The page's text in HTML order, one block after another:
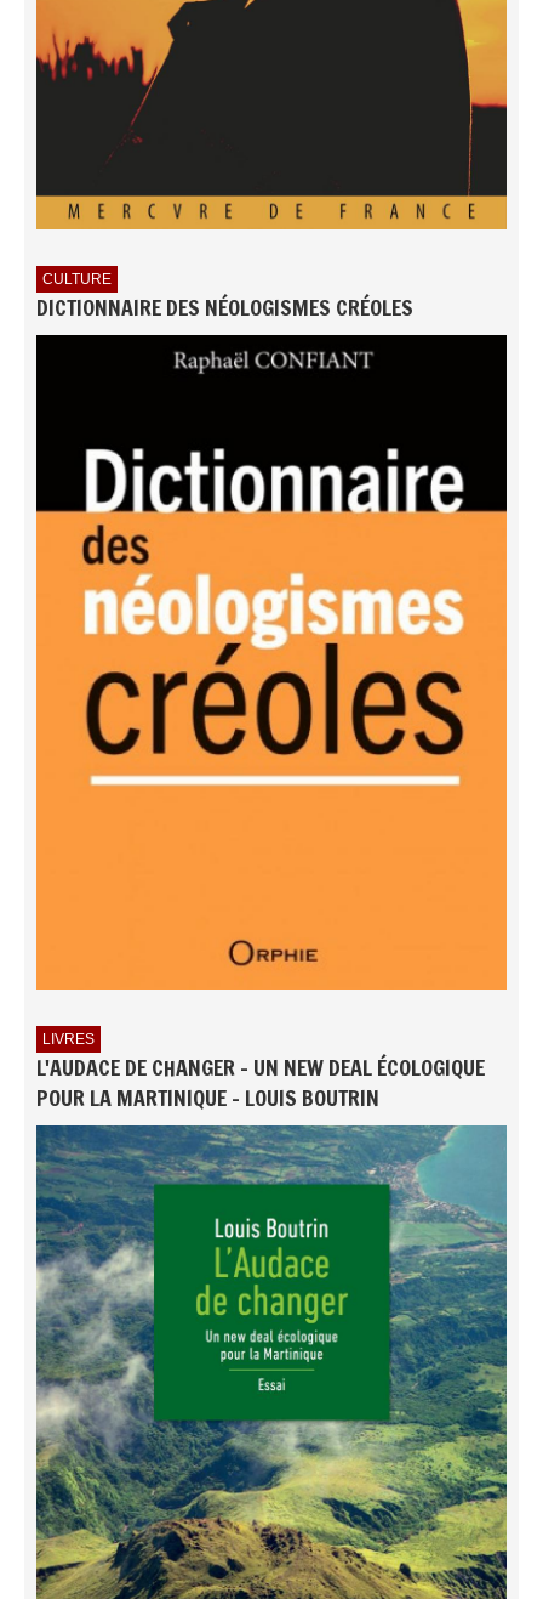
CULTURE
DICTIONNAIRE DES NÉOLOGISMES CRÉOLES
LIVRES
L'AUDACE DE CHANGER - UN NEW DEAL ÉCOLOGIQUE
POUR LA MARTINIQUE - LOUIS BOUTRIN